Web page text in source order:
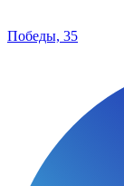
Победы, 35